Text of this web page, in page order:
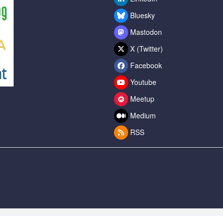
Bluesky
Mastodon
X (Twitter)
Facebook
Youtube
Meetup
Medium
RSS